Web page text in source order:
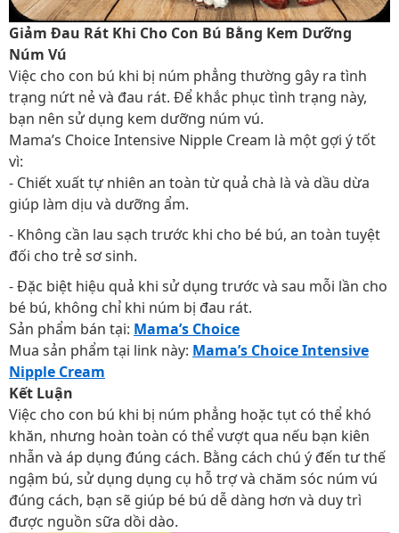
Giảm Đau Rát Khi Cho Con Bú Bằng Kem Dưỡng
Núm Vú
Việc cho con bú khi bị núm phẳng thường gây ra tình
trạng nứt nẻ và đau rát. Để khắc phục tình trạng này,
bạn nên sử dụng kem dưỡng núm vú.
Mama’s Choice Intensive Nipple Cream là một gợi ý tốt
vì:
- Chiết xuất tự nhiên an toàn từ quả chà là và dầu dừa
giúp làm dịu và dưỡng ẩm.
- Không cần lau sạch trước khi cho bé bú, an toàn tuyệt
đối cho trẻ sơ sinh.
- Đặc biệt hiệu quả khi sử dụng trước và sau mỗi lần cho
bé bú, không chỉ khi núm bị đau rát.
Sản phẩm bán tại: Mama’s Choice
Mua sản phẩm tại link này: Mama’s Choice Intensive
Nipple Cream
Kết Luận
Việc cho con bú khi bị núm phẳng hoặc tụt có thể khó
khăn, nhưng hoàn toàn có thể vượt qua nếu bạn kiên
nhẫn và áp dụng đúng cách. Bằng cách chú ý đến tư thế
ngậm bú, sử dụng dụng cụ hỗ trợ và chăm sóc núm vú
đúng cách, bạn sẽ giúp bé bú dễ dàng hơn và duy trì
được nguồn sữa dồi dào.